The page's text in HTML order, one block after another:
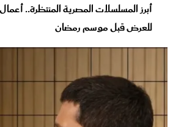
أبرز المسلسلات المصرية المنتظرة..
للعرض قبل موسم رمضان